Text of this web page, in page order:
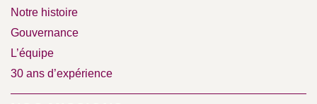
Notre histoire
Gouvernance
L’équipe
30 ans d’expérience